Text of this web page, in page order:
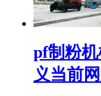
pf制粉
义当前